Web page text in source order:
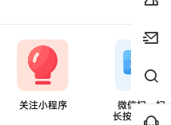
关注小程序
微信扫一扫
长按识别入群